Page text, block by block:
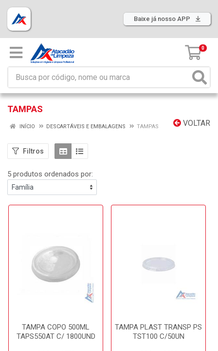
Baixe já nosso APP
0
TAMPAS
VOLTAR
INÍCIO DESCARTÁVEIS E EMBALAGENS TAMPAS
Filtros
5 produtos ordenados por:
TAMPA COPO 500ML
TAPS550AT C/ 1800UND
TAMPA PLAST TRANSP PS
TST100 C/50UN